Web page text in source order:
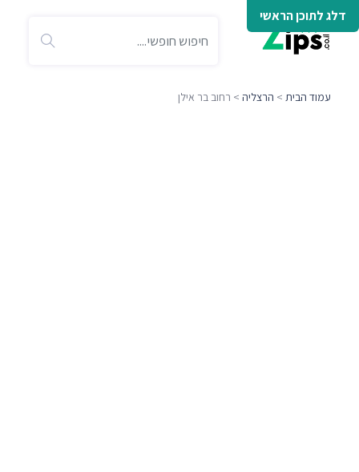
דלג לתוכן הראשי
עמוד הבית > הרצליה > רחוב בר אילן